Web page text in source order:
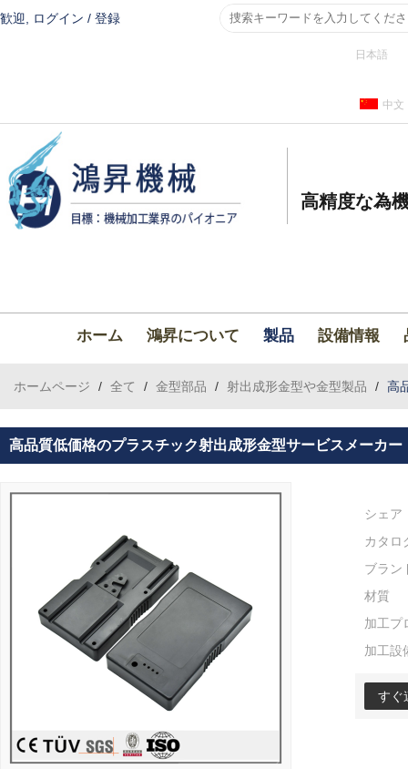
歓迎, ログイン / 登録
日本語
中文
高精度な為
ホーム 鴻昇について 製品 設備情報
ホームページ / 全て / 金型部品 / 射出成形金型や金型製品 / 高
高品質低価格のプラスチック射出成形金型サービスメーカー
シェア
カタロ
ブラン
材質
加工プ
加工設
すぐ